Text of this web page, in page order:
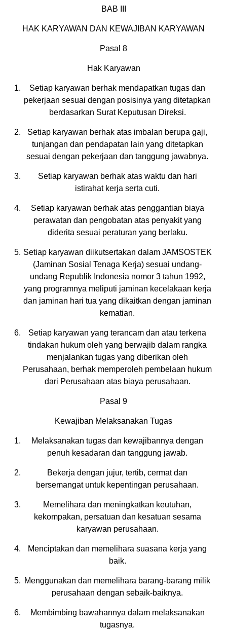
BAB III
HAK KARYAWAN DAN KEWAJIBAN KARYAWAN
Pasal 8
Hak Karyawan
Setiap karyawan berhak mendapatkan tugas dan
pekerjaan sesuai dengan posisinya yang ditetapkan
berdasarkan Surat Keputusan Direksi.
Setiap karyawan berhak atas imbalan berupa gaji,
tunjangan dan pendapatan lain yang ditetapkan
sesuai dengan pekerjaan dan tanggung jawabnya.
Setiap karyawan berhak atas waktu dan hari
istirahat kerja serta cuti.
Setiap karyawan berhak atas penggantian biaya
perawatan dan pengobatan atas penyakit yang
diderita sesuai peraturan yang berlaku.
Setiap karyawan diikutsertakan dalam JAMSOSTEK
(Jaminan Sosial Tenaga Kerja) sesuai undang-
undang Republik Indonesia nomor 3 tahun 1992,
yang programnya meliputi jaminan kecelakaan kerja
dan jaminan hari tua yang dikaitkan dengan jaminan
kematian.
Setiap karyawan yang terancam dan atau terkena
tindakan hukum oleh yang berwajib dalam rangka
menjalankan tugas yang diberikan oleh
Perusahaan, berhak memperoleh pembelaan hukum
dari Perusahaan atas biaya perusahaan.
Pasal 9
Kewajiban Melaksanakan Tugas
Melaksanakan tugas dan kewajibannya dengan
penuh kesadaran dan tanggung jawab.
Bekerja dengan jujur, tertib, cermat dan
bersemangat untuk kepentingan perusahaan.
Memelihara dan meningkatkan keutuhan,
kekompakan, persatuan dan kesatuan sesama
karyawan perusahaan.
Menciptakan dan memelihara suasana kerja yang
baik.
Menggunakan dan memelihara barang-barang milik
perusahaan dengan sebaik-baiknya.
Membimbing bawahannya dalam melaksanakan
tugasnya.